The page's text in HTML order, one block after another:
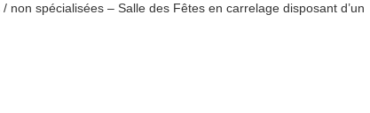
non spécialisées – Salle des Fêtes en carrelage disposant d’un